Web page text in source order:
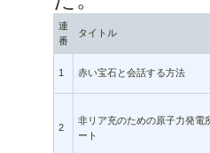
連
番
タイトル
1 赤い宝石と会話する方法
2
非リア充のための原子力発電
ート